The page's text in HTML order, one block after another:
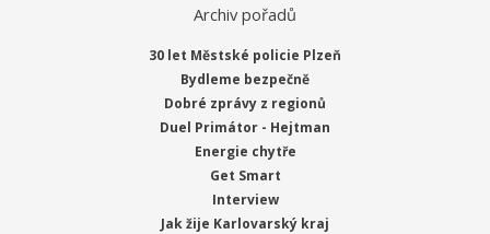
Archiv pořadů
30 let Městské policie Plzeň
Bydleme bezpečně
Dobré zprávy z regionů
Duel Primátor - Hejtman
Energie chytře
Get Smart
Interview
Jak žije Karlovarský kraj